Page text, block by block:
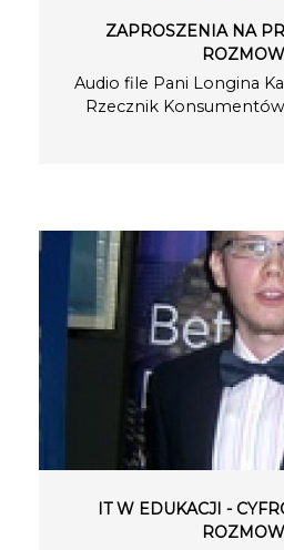
ZAPROSZENIA NA
Audio file Pani Longina
Rzecznik Konsumentów
IT W EDUKACJI -